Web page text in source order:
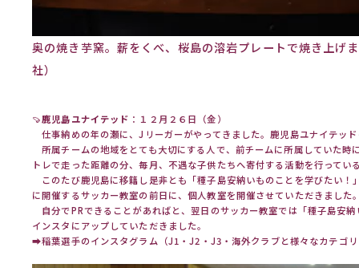
奥の焼き芋窯。薪をくべ、桜島の溶岩プレートで焼き上げ
社）
🍠鹿児島ユナイテッド ：１２月２６日（金）
仕事納めの年の瀬に、Jリーガーがやってきました。鹿児島ユナイテッ
所属チームの地域をとても大切にする人で、前チームに所属していた時
トレで走った距離の分、毎月、不遇な子供たちへ寄付する活動を行ってい
このたび鹿児島に移籍し是非とも「種子島安納いものことを学びたい！
に開催するサッカー教室の前日に、個人教室を開催させていただきました
自分でPRできることがあればと、翌日のサッカー教室では「種子島安
インスタにアップしていただきました。
➡稲葉選手のインスタグラム （J1・J2・J3・海外クラブと様々なカテゴ